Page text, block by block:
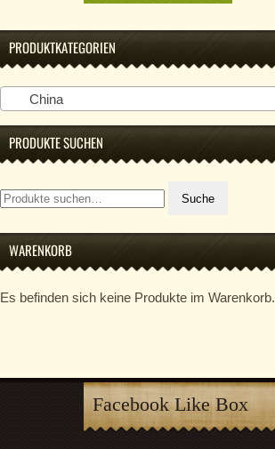
PRODUKTKATEGORIEN
China
PRODUKTE SUCHEN
Suche
nach:
Suche
WARENKORB
Es befinden sich keine Produkte im Warenkorb.
Facebook Like Box